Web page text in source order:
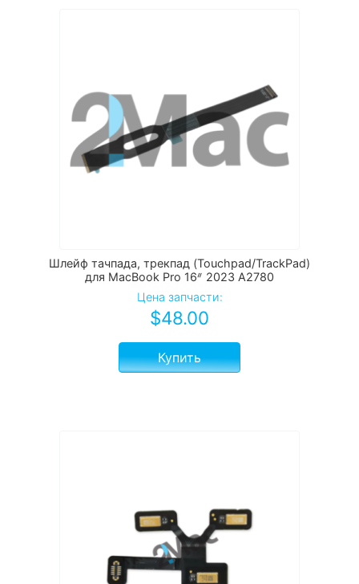
Шлейф тачпада, трекпад (Touchpad/TrackPad)
для MacBook Pro 16ᐥ 2023 А2780
Цена запчасти:
$48.00
Купить